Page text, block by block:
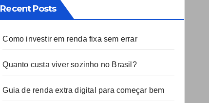
Recent Posts
Como investir em renda fixa sem errar
Quanto custa viver sozinho no Brasil?
Guia de renda extra digital para começar bem